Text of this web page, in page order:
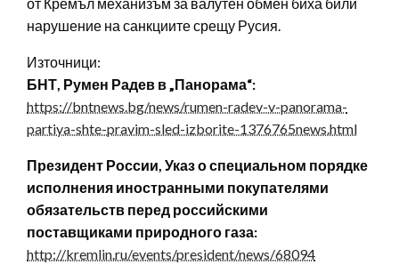
нарушение на санкциите срещу Русия.
Източници:
БНТ, Румен Радев в „Панорама“:
https://bntnews.bg/news/rumen-radev-v-panorama-
partiya-shte-pravim-sled-izborite-1376765news.html
Президент России, Указ о специальном порядке
исполнения иностранными покупателями
обязательств перед российскими
поставщиками природного газа:
http://kremlin.ru/events/president/news/68094